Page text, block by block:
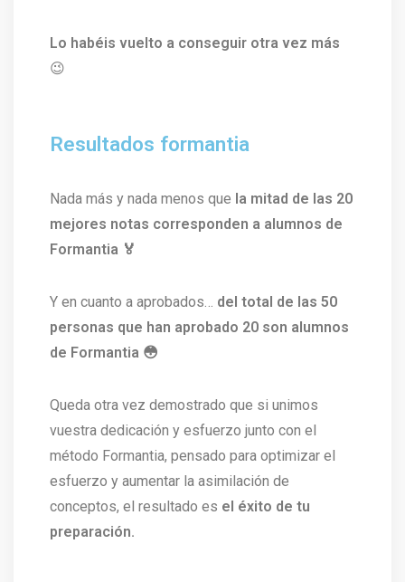
Lo habéis vuelto a conseguir otra vez más
😉
Resultados formantia
Nada más y nada menos que la mitad de las 20
mejores notas corresponden a alumnos de
Formantia 🏅
Y en cuanto a aprobados… del total de las 50
personas que han aprobado 20 son alumnos
de Formantia 😳
Queda otra vez demostrado que si unimos
vuestra dedicación y esfuerzo junto con el
método Formantia, pensado para optimizar el
esfuerzo y aumentar la asimilación de
conceptos, el resultado es el éxito de tu
preparación.